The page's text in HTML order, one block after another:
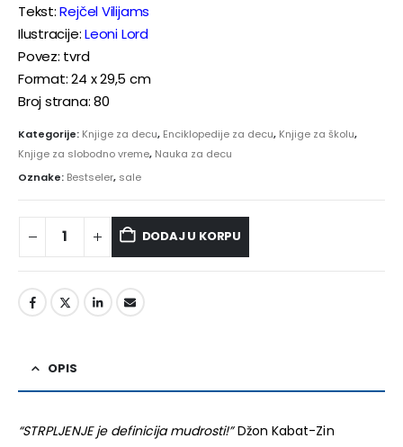
Tekst:Rejčel Vilijams
Ilustracije:Leoni Lord
Povez: tvrd
Format: 24 x 29,5 cm
Broj strana: 80
Kategorije: Knjige za decu, Enciklopedije za decu, Knjige za školu,
Knjige za slobodno vreme, Nauka za decu
Oznake: Bestseler, sale
DODAJ U KORPU
Alternative:
OPIS
“STRPLJENJE je definicija mudrosti!”Džon Kabat-Zin